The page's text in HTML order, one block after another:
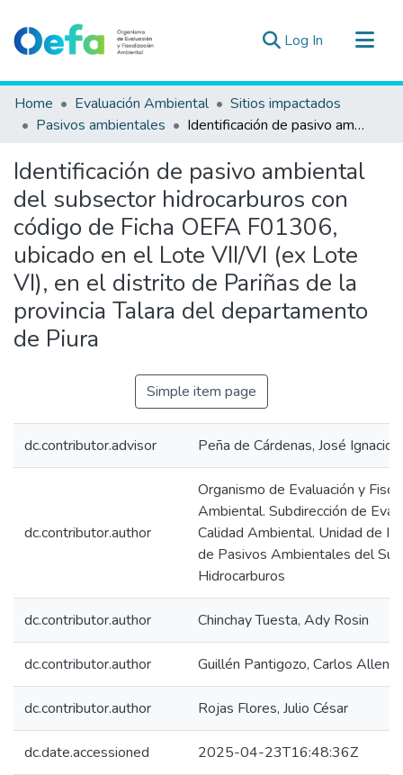
Log In (current)
Communities & Collections
All of DSpace
Estad. Externas
Guias ▾
Home Evaluación Ambiental
Sitios impactados
Pasivos ambientales
Identificación de pasivo ambiental del subsector hidrocarburos con código de Ficha OEFA F01306, ubicado en el Lote VII/VI (ex Lote VI), en el distrito de Pariñas de la provincia Talara del departamento de Piura
Identificación de pasivo ambiental
del subsector hidrocarburos con
código de Ficha OEFA F01306,
ubicado en el Lote VII/VI (ex Lote
VI), en el distrito de Pariñas de la
provincia Talara del departamento
de Piura
Simple item page
dc.contributor.advisor Peña de Cárdenas, José Ignacio
dc.contributor.author
Organismo de Evaluación y
Ambiental. Subdirección de
Calidad Ambiental. Unidad de
de Pasivos Ambientales del
Hidrocarburos
dc.contributor.author Chinchay Tuesta, Ady Rosin
dc.contributor.author Guillén Pantigozo, Carlos Allen
dc.contributor.author Rojas Flores, Julio César
dc.date.accessioned 2025-04-23T16:48:36Z